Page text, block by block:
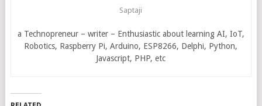
Saptaji
a Technopreneur – writer – Enthusiastic about learning AI, IoT,
Robotics, Raspberry Pi, Arduino, ESP8266, Delphi, Python,
Javascript, PHP, etc